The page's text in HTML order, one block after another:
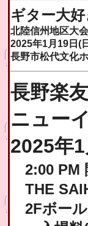
ギター大
北陸信州地区大会
2025年1月19日(
長野市松代文化
長野楽
ニュー
2025年
2:00 PM
THE
2Fボー